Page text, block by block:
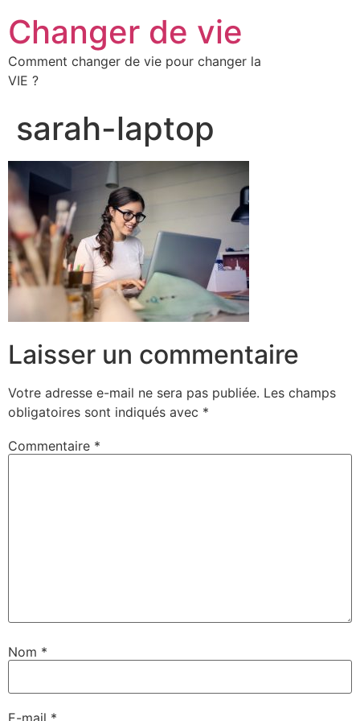
Changer de vie
Comment changer de vie pour changer la
VIE ?
sarah-laptop
Laisser un commentaire
Votre adresse e-mail ne sera pas publiée. Les champs
obligatoires sont indiqués avec *
Commentaire *
Nom *
E-mail *